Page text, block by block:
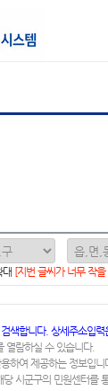
대 [지번 글씨가 너무 작
색합니다. 상세주소입
열람하실 수 있습니다.
하여 제공하는 정보입니
시군구의 민원센터를